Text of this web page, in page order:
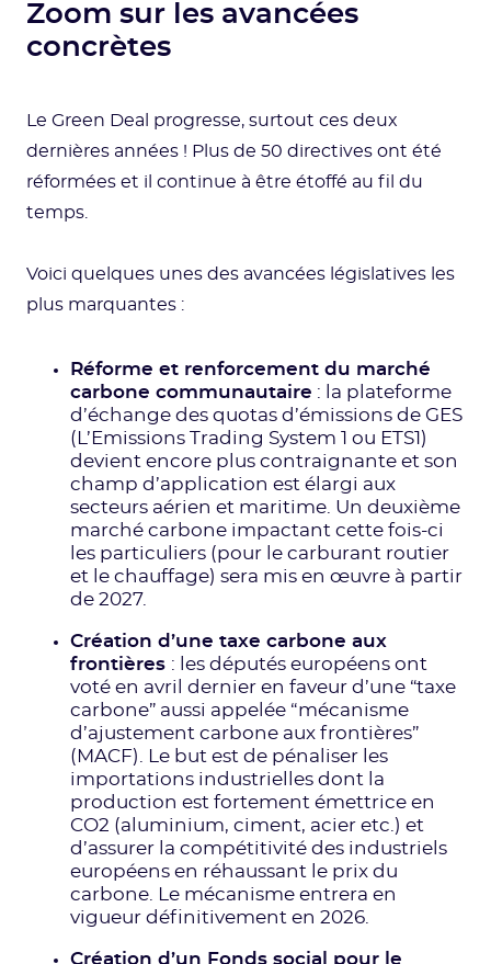
Zoom sur les avancées
concrètes
Le Green Deal progresse, surtout ces deux
dernières années ! Plus de 50 directives ont été
réformées et il continue à être étoffé au fil du
temps.
Voici quelques unes des avancées législatives les
plus marquantes :
Réforme et renforcement du marché
carbone communautaire : la plateforme
d’échange des quotas d’émissions de GES
(L’Emissions Trading System 1 ou ETS1)
devient encore plus contraignante et son
champ d’application est élargi aux
secteurs aérien et maritime. Un deuxième
marché carbone impactant cette fois-ci
les particuliers (pour le carburant routier
et le chauffage) sera mis en œuvre à partir
de 2027.
Création d’une taxe carbone aux
frontières : les députés européens ont
voté en avril dernier en faveur d’une “taxe
carbone” aussi appelée “mécanisme
d’ajustement carbone aux frontières”
(MACF). Le but est de pénaliser les
importations industrielles dont la
production est fortement émettrice en
CO2 (aluminium, ciment, acier etc.) et
d’assurer la compétitivité des industriels
européens en réhaussant le prix du
carbone. Le mécanisme entrera en
vigueur définitivement en 2026.
Création d’un Fonds social pour le